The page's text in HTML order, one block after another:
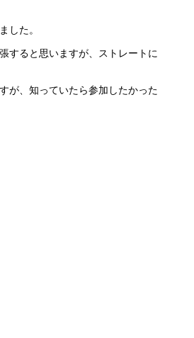
した。
すると思いますが、ストレートに
が、知っていたら参加したかった